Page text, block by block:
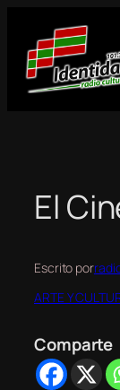
contenido
El
Escrito por
ARTE Y
Comparte